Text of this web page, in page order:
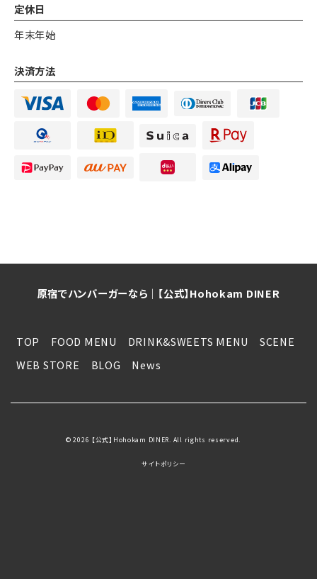
定休日
年末年始
決済方法
原宿でハンバーガーなら│【公式】Hohokam DINER
TOP FOOD MENU DRINK&SWEETS MENU
SCENE
WEB STORE
BLOG News
© 2026 【公式】Hohokam DINER. All rights reserved.
サイトポリシー